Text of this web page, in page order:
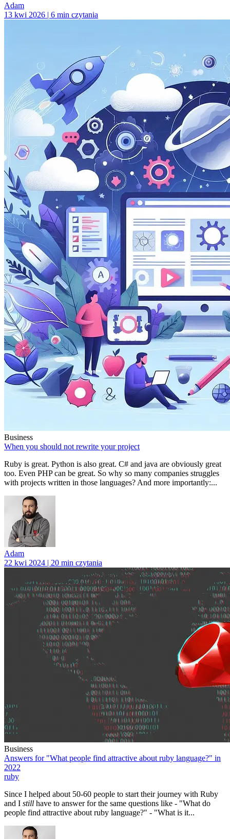
Adam
13 kwi 2026 | 6 min czytania
Business
When you should not rewrite your project
Ruby is great. Python is also great. C# and java are obviously great
too. Even PHP can be great. So why so many companies struggles
with projects written in those languages? And more importantly:...
Adam
22 kwi 2024 | 20 min czytania
Business
Answers for "What people find attractive about ruby language?" in
2022
ruby
Since I helped about 50-60 people to start their journey with Ruby
and I still have to answer for the same questions like - "What do
people find attractive about ruby language?" - "What is it...